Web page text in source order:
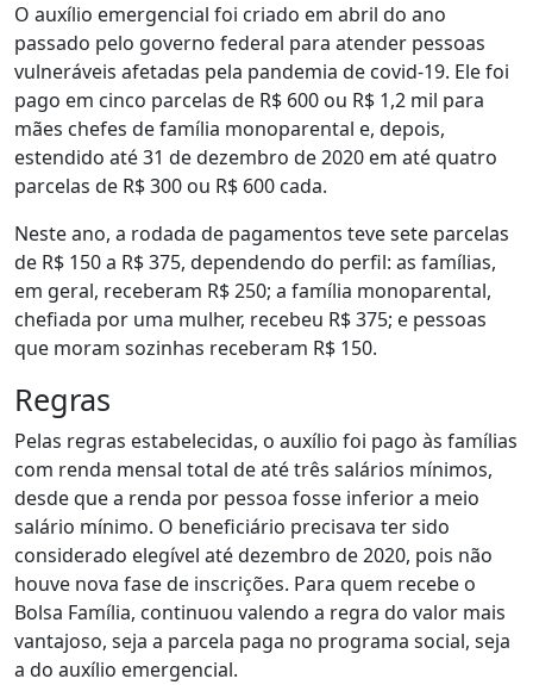
O auxílio emergencial foi criado em abril do ano
passado pelo governo federal para atender pessoas
vulneráveis afetadas pela pandemia de covid-19. Ele foi
pago em cinco parcelas de R$ 600 ou R$ 1,2 mil para
mães chefes de família monoparental e, depois,
estendido até 31 de dezembro de 2020 em até quatro
parcelas de R$ 300 ou R$ 600 cada.
Neste ano, a rodada de pagamentos teve sete parcelas
de R$ 150 a R$ 375, dependendo do perfil: as famílias,
em geral, receberam R$ 250; a família monoparental,
chefiada por uma mulher, recebeu R$ 375; e pessoas
que moram sozinhas receberam R$ 150.
Regras
Pelas regras estabelecidas, o auxílio foi pago às famílias
com renda mensal total de até três salários mínimos,
desde que a renda por pessoa fosse inferior a meio
salário mínimo. O beneficiário precisava ter sido
considerado elegível até dezembro de 2020, pois não
houve nova fase de inscrições. Para quem recebe o
Bolsa Família, continuou valendo a regra do valor mais
vantajoso, seja a parcela paga no programa social, seja
a do auxílio emergencial.